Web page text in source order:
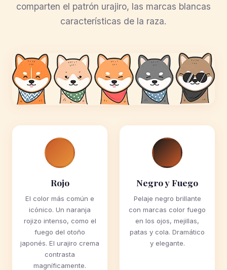
comparten el patrón urajiro, las marcas blancas
características de la raza.
Rojo
El color más común e
icónico. Un naranja
rojizo intenso, como el
fuego del otoño
japonés. El urajiro crema
contrasta
magníficamente.
Negro y Fuego
Pelaje negro brillante
con marcas color fuego
en los ojos, mejillas,
patas y cola. Dramático
y elegante.